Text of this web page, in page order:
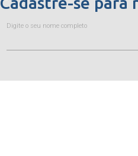
Digite o seu nome completo